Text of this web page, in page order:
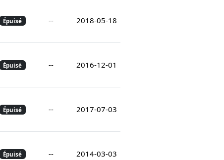
Épuisé -- 2018-05-18
Épuisé -- 2016-12-01
Épuisé -- 2017-07-03
Épuisé -- 2014-03-03